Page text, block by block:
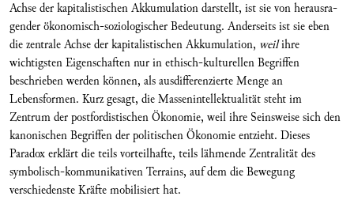
Achse der kapitalistischen Akkumulation dar­stellt, ist sie von herausra­
gender ökonomisch-sozio­logischer Bedeutung. Anderseits ist sie eben
die zentrale Achse der kapitalisti­schen Akkumulation, weilihre
wichtigsten Eigenschaften nur in ethisch-kulturellen Begriffen
beschrieben werden können, als ausdifferenzierte Menge an
Lebensformen. Kurz gesagt, die Massenintellektualität steht im
Zentrum der postfordistischen Ökonomie, weil ihre Seins­weise sich den
kanonischen Begriffen der politi­schen Ökonomie entzieht. Dieses
Paradox erklärt die teils vorteilhafte, teils lähmende Zentralität des
symbolisch-kommunikativen Terrains, auf dem die Bewegung
verschiedenste Kräfte mobilisiert hat.